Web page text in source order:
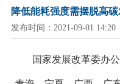
降低能耗强度需摆脱高
发布时间：2021-09-01
国家发展改革委办